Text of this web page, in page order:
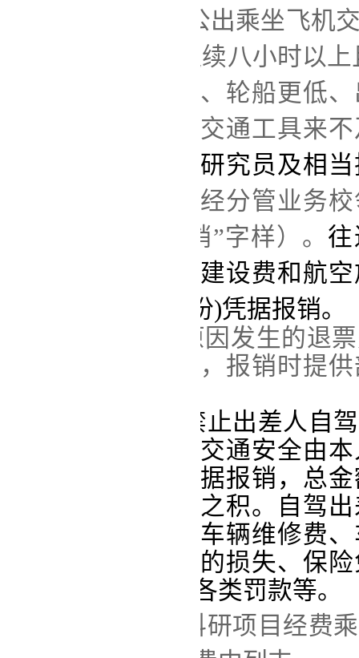
学校严格控制公出乘坐飞机
(乘火车、轮船连续八小时以
票价格比乘火车、轮船更低
明）、乘坐其他交通工具来
校级、教授、研究员及相
须经分管业务
时须有“据实报销”字样）。
、民航机场管理建设费和航
费(限每人每次1份)凭据报销。
因个人原因发生的退
因发生退票费的，报销时提
原则上禁止出差人 自
交通安全由
高速公路费票据报销 ， 总
费乘以出差人数之积。
自驾
销包括但不限于车辆维修费
、由于事故造成的损失、保
、折旧费和其他各类罚款等。
用科研项目经费